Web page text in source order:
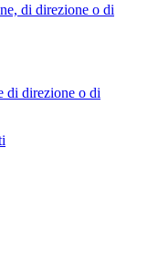
di direzione o di
di direzione o di